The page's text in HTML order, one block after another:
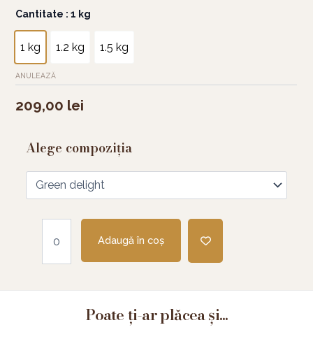
Cantitate : 1 kg
1 kg 1.2 kg 1.5 kg
ANULEAZĂ
209,00 lei
Alege compoziția
Cantitate
in
the
air
Adaugă în coș
Poate ți-ar plăcea și...